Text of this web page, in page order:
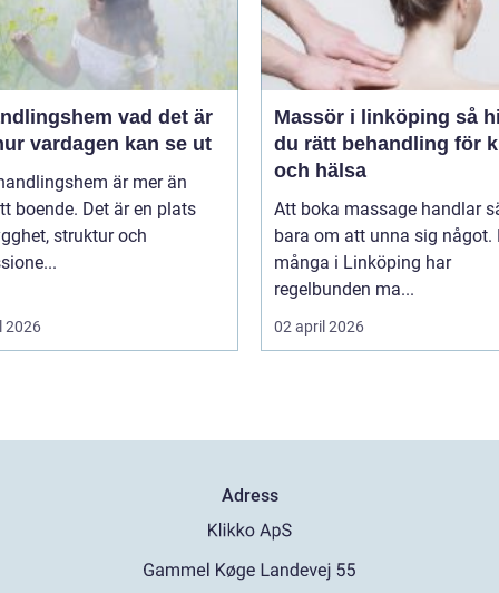
vad det är
vardagen kan se ut
är mer än
boende. Det är en plats
struktur och
2026
Massör i linköping så hittar
du rätt behandling för
och hälsa
Att boka massage handlar
bara om att unna sig något.
många i Linköping har
regelbunden ma...
02 april 2026
Adress